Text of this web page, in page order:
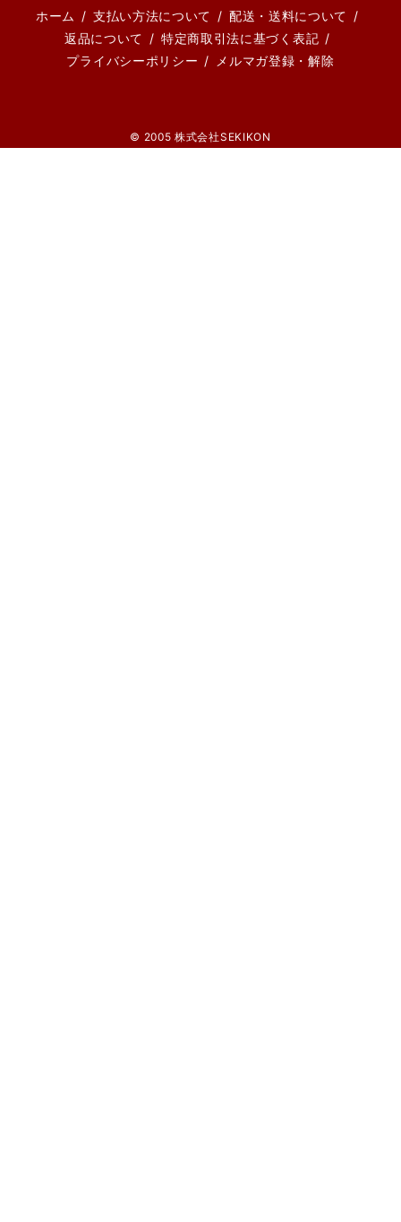
ホーム 支払い方法について
配送・送料について
返品について
特定商取引法に基づく表記
プライバシーポリシー
メルマガ登録・解除
© 2005 株式会社SEKIKON